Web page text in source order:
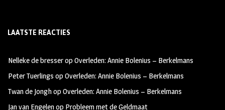
LAATSTE REACTIES
Nelleke de bresseropOverleden: Annie Bolenius – Berkelmans
Peter Tuerlings opOverleden: Annie Bolenius – Berkelmans
Twan de JonghopOverleden: Annie Bolenius – Berkelmans
Jan van Engelenop Probleem met de Geldmaat